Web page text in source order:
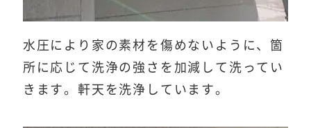
水圧により家の素材を傷めないように、箇
所に応じて洗浄の強さを加減して洗ってい
きます。軒天を洗浄しています。